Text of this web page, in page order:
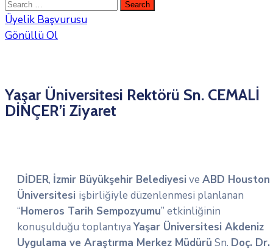
Üyelik Başvurusu
Gönüllü Ol
Yaşar Üniversitesi Rektörü Sn. CEMALİ
DİNÇER’i Ziyaret
DİDER, İzmir Büyükşehir Belediyesi ve ABD Houston
Üniversitesi işbirliğiyle düzenlenmesi planlanan
“Homeros Tarih Sempozyumu” etkinliğinin
konuşulduğu toplantıyaYaşar Üniversitesi Akdeniz
Uygulama ve Araştırma Merkez Müdürü Sn. Doç. Dr.